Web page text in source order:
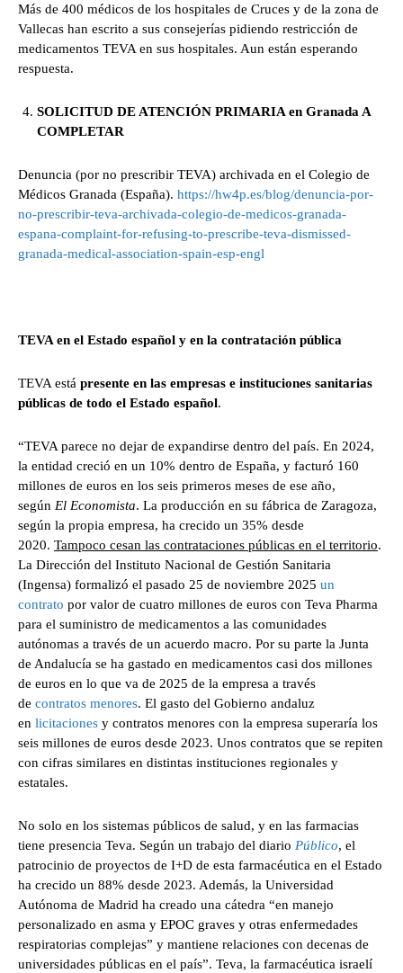
Más de 400 médicos de los hospitales de Cruces y de la zona de
Vallecas han escrito a sus consejerías pidiendo restricción de
medicamentos TEVA en sus hospitales. Aun están esperando
respuesta.
SOLICITUD DE ATENCIÓN PRIMARIA en GranadaA
COMPLETAR
Denuncia (por no prescribir TEVA) archivada en el Colegio de
Médicos Granada (España). https://hw4p.es/blog/denuncia-por-
no-prescribir-teva-archivada-colegio-de-medicos-granada-
espana-complaint-for-refusing-to-prescribe-teva-dismissed-
granada-medical-association-spain-esp-engl
TEVA en el Estado español y en la contratación pública
TEVA está presente en las empresas e instituciones sanitarias
públicas de todo el Estado español.
“TEVA parece no dejar de expandirse dentro del país. En 2024,
la entidad creció en un 10% dentro de España, y facturó 160
millones de euros en los seis primeros meses de ese año,
según El Economista. La producción en su fábrica de Zaragoza,
según la propia empresa, ha crecido un 35% desde
2020. Tampoco cesan las contrataciones públicas en el territorio.
La Dirección del Instituto Nacional de Gestión Sanitaria
(Ingensa) formalizó el pasado 25 de noviembre 2025 un
contrato por valor de cuatro millones de euros con Teva Pharma
para el suministro de medicamentos a las comunidades
autónomas a través de un acuerdo macro. Por su parte la Junta
de Andalucía se ha gastado en medicamentos casi dos millones
de euros en lo que va de 2025 de la empresa a través
de contratos menores. El gasto del Gobierno andaluz
en licitaciones y contratos menores con la empresa superaría los
seis millones de euros desde 2023. Unos contratos que se repiten
con cifras similares en distintas instituciones regionales y
estatales.
No solo en los sistemas públicos de salud, y en las farmacias
tiene presencia Teva. Según un trabajo del diario Público, el
patrocinio de proyectos de I+D de esta farmacéutica en el Estado
ha crecido un 88% desde 2023. Además, la Universidad
Autónoma de Madrid ha creado una cátedra “en manejo
personalizado en asma y EPOC graves y otras enfermedades
respiratorias complejas” y mantiene relaciones con decenas de
universidades públicas en el país”. Teva, la farmacéutica israelí